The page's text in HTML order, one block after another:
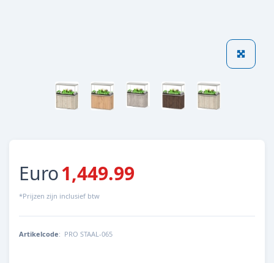
Euro1,449.99
*Prijzen zijn inclusief btw
Artikelcode: PRO STAAL-065